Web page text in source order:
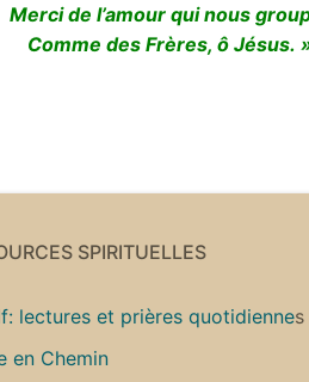
Merci de l’amour qui nous
Comme des Frères, ô Jésus.
SPIRITUELLES
lectures et prières quotidiennes
en Chemin